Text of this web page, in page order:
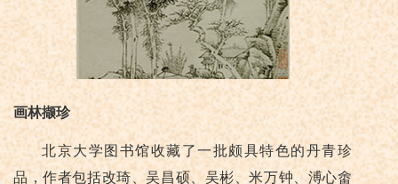
画林撷珍
北京大学图书馆收藏了一批颇具特色的丹青珍
品，作者包括改琦、吴昌硕、吴彬、米万钟、溥心畬